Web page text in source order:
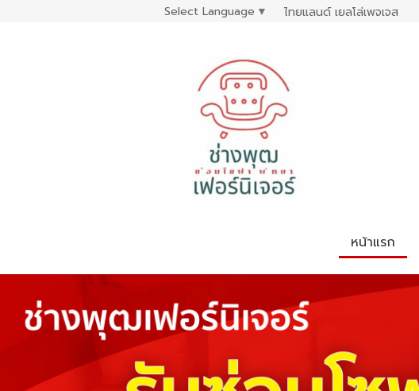
Select Language ▼ ไทยแลนด์ เยลโล่เพจเจส
หน้าแรก